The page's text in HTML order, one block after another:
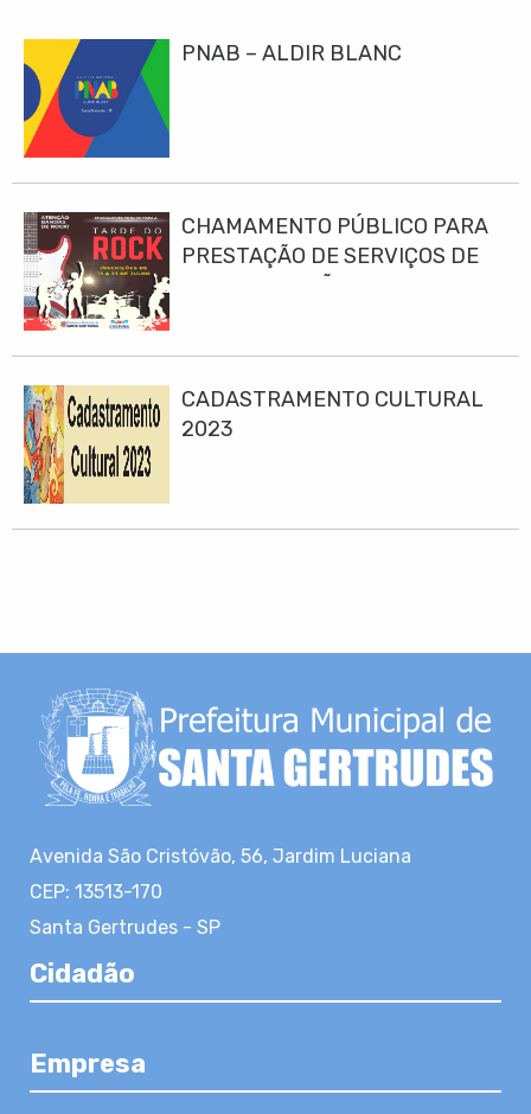
PNAB – ALDIR BLANC
CHAMAMENTO PÚBLICO PARA
PRESTAÇÃO DE SERVIÇOS DE
APRESENTAÇÃO MUSICAL PARA
CADASTRAMENTO CULTURAL
2023
Avenida São Cristóvão, 56, Jardim Luciana
CEP: 13513-170
Santa Gertrudes - SP
Cidadão
Empresa